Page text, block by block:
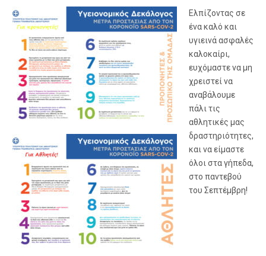
Ελπίζοντας σε
ένα καλό και
υγιεινά ασφαλές
καλοκαίρι,
ευχόμαστε να μη
χρειστεί να
αναβάλουμε
πάλι τις
αθλητικές μας
δραστηριότητες,
και να είμαστε
όλοι στα γήπεδα,
στο παντεβού
του Σεπτέμβρη!